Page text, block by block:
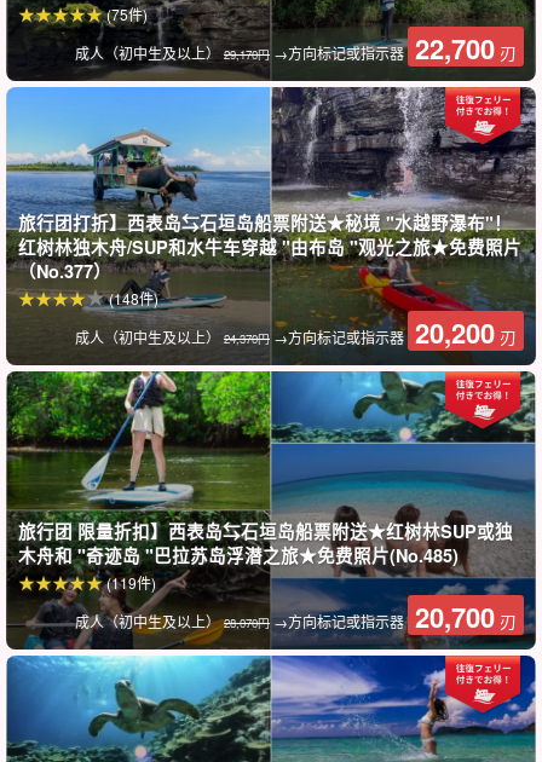
该计划在团费中包含了往返船票，因此无需单独购买！
*建议积分*。
通常価格22,800円+往復フェリー乗船券（石垣島⇄西表島上
原港）6,370円＝1名様29,170円のところを22,700价格低至
2.50 日元！
与单独购买（预订）每项活动和轮渡相比，价格要低得多。
可选择红树林 SUP 或独木舟
成人（初中生及以上） 29,170円 →方向标记或指示器 22,700 刃
(75件)
旅行团打折】西表岛⇆石垣岛船票附送★秘境 "水越野瀑布"！
红树林独木舟/SUP和水牛车穿越 "由布岛 "观光之旅★免费照片
（No.377）
成人（初中生及以上） 24,370円 →方向标记或指示器 20,200 刃
(148件)
旅行团 限量折扣】西表岛⇆石垣岛船票附送★红树林SUP或独
木舟和 "奇迹岛 "巴拉苏岛浮潜之旅★免费照片(No.485)
成人（初中生及以上）28,070円 →方向标记或指示器 20,700 刃
(119件)